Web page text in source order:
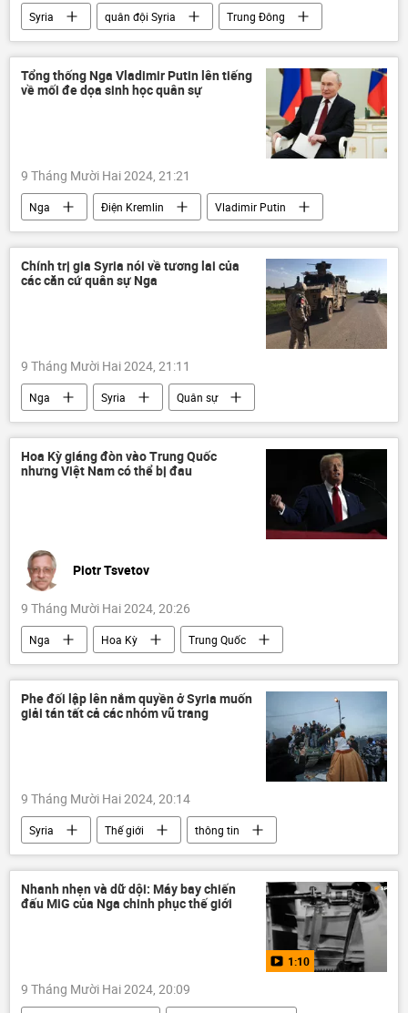
Syria quân đội Syria
Trung Đông
Quân sự
Tình hình bùng phát trầm trọng ở Syria - 2024
Thế giới
thông tin
Tổng thống Nga Vladimir Putin lên tiếng
về mối đe dọa sinh học quân sự
9 Tháng Mười Hai 2024, 21:21
Nga Điện Kremlin
Vladimir Putin
Thế giới
Chính trị
Quân sự
CSTO
an ninh
Chính trị gia Syria nói về tương lai của
các căn cứ quân sự Nga
9 Tháng Mười Hai 2024, 21:11
Nga Syria
Quân sự
Tình hình bùng phát trầm trọng ở Syria - 2024
thông tin
căn cứ quân sự Thế giới
Hoa Kỳ giáng đòn vào Trung Quốc
nhưng Việt Nam có thể bị đau
Piotr Tsvetov
9 Tháng Mười Hai 2024, 20:26
Nga Hoa Kỳ
Trung Quốc
Joe Biden
Tác giả
Kinh tế
Quan điểm-Ý kiến
chuyên gia
Chính trị
Thế giới
Thái Lan
Phe đối lập lên nắm quyền ở Syria muốn
giải tán tất cả các nhóm vũ trang
9 Tháng Mười Hai 2024, 20:14
Syria Thế giới
thông tin
Quân sự
Tình hình bùng phát trầm trọng ở Syria - 2024
Trung Đông
Nhanh nhẹn và dữ dội: Máy bay chiến
đấu MiG của Nga chinh phục thế giới
1:10
9 Tháng Mười Hai 2024, 20:09